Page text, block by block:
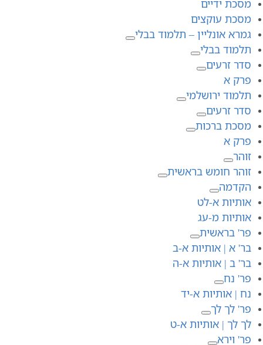
מסכת ידיים
מסכת עוקצים
גמרא אונליין – תלמוד בבלי
תלמוד בבלי
סדר זרעים
פרק א
תלמוד ירושלמי
סדר זרעים
מסכת ברכות
פרק א
זוהר
זוהר חומש בראשית
הקדמה
אותיות א-לט
אותיות מ-עג
פר' בראשית
בר' א | אותיות א-ב
בר' ב | אותיות א-ה
פר' נח
נח | אותיות א-יד
פר' לך לך
לך לך | אותיות א-ט
פר' וירא